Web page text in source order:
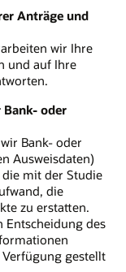
Anträge und
wir Ihre
und auf Ihre
Bank- oder
Bank- oder
Ausweisdaten)
mit der Studie
die
zu erstatten.
Entscheidung des
gestellt